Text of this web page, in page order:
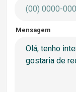
Mensagem